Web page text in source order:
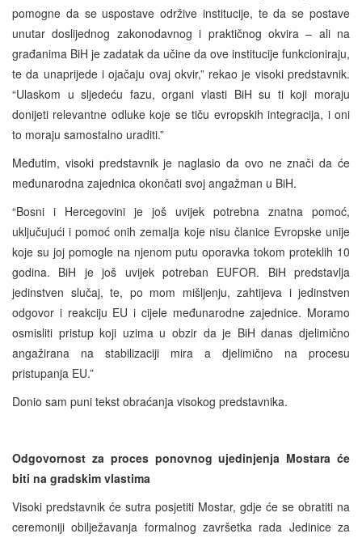
pomogne da se uspostave održive institucije, te da se postave
unutar doslijednog zakonodavnog i praktičnog okvira – ali na
građanima BiH je zadatak da učine da ove institucije funkcioniraju,
te da unaprijede i ojačaju ovaj okvir,” rekao je visoki predstavnik.
“Ulaskom u sljedeću fazu, organi vlasti BiH su ti koji moraju
donijeti relevantne odluke koje se tiču evropskih integracija, i oni
to moraju samostalno uraditi.”
Međutim, visoki predstavnik je naglasio da ovo ne znači da će
međunarodna zajednica okončati svoj angažman u BiH.
“Bosni i Hercegovini je još uvijek potrebna znatna pomoć,
uključujući i pomoć onih zemalja koje nisu članice Evropske unije
koje su joj pomogle na njenom putu oporavka tokom proteklih 10
godina. BiH je još uvijek potreban EUFOR. BiH predstavlja
jedinstven slučaj, te, po mom mišljenju, zahtijeva i jedinstven
odgovor i reakciju EU i cijele međunarodne zajednice. Moramo
osmisliti pristup koji uzima u obzir da je BiH danas djelimično
angažirana na stabilizaciji mira a djelimično na procesu
pristupanja EU.”
Donio sam puni tekst obraćanja visokog predstavnika.
Odgovornost za proces ponovnog ujedinjenja Mostara će
biti na gradskim vlastima
Visoki predstavnik će sutra posjetiti Mostar, gdje će se obratiti na
ceremoniji obilježavanja formalnog završetka rada Jedinice za